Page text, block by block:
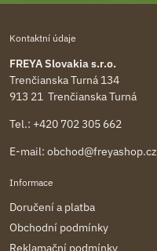
Kontaktní údaje
FREYA Slovakia s.r.o.
Trenčianska Turná 134
913 21 Trenčianska Turná
Tel.: +420 702 305 662
E-mail: obchod@freyashop.cz
Informace
Doručení a platba
Obchodní podmínky
Reklamační podmínky